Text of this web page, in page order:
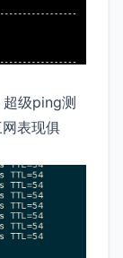
级ping测
表现俱